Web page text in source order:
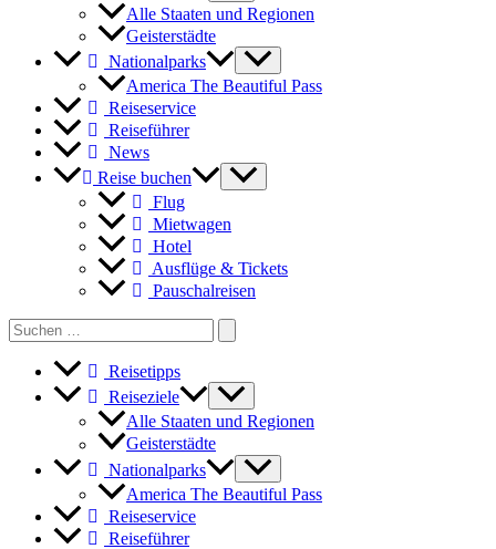
Alle Staaten und Regionen
Geisterstädte
Nationalparks
America The Beautiful Pass
Reiseservice
Reiseführer
News
Reise buchen
Flug
Mietwagen
Hotel
Ausflüge & Tickets
Pauschalreisen
Search
for:
Reisetipps
Reiseziele
Alle Staaten und Regionen
Geisterstädte
Nationalparks
America The Beautiful Pass
Reiseservice
Reiseführer